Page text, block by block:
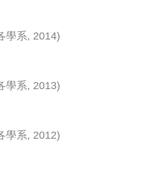
學系, 2014)
學系, 2013)
學系, 2012)